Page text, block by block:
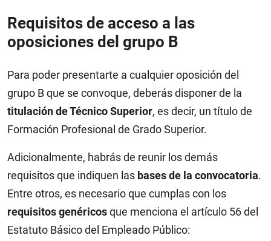
Requisitos de acceso a las
oposiciones del grupo B
Para poder presentarte a cualquier oposición del
grupo B que se convoque, deberás disponer de la
titulación de Técnico Superior, es decir, un título de
Formación Profesional de Grado Superior.
Adicionalmente, habrás de reunir los demás
requisitos que indiquen las bases de la convocatoria.
Entre otros, es necesario que cumplas con los
requisitos genéricosque menciona el artículo 56 del
Estatuto Básico del Empleado Público: